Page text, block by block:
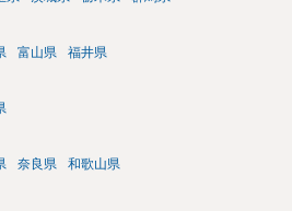
富山県 福井県
奈良県 和歌山県